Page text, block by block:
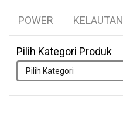
POWER KELAUTAN
Pilih Kategori Produk